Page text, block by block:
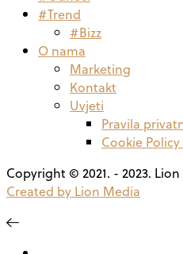
#Trend
#Bizz
O nama
Marketing
Kontakt
Uvjeti
Pravila
Cookie Policy
Copyright © 2021. - 2023.
Created by Lion Media